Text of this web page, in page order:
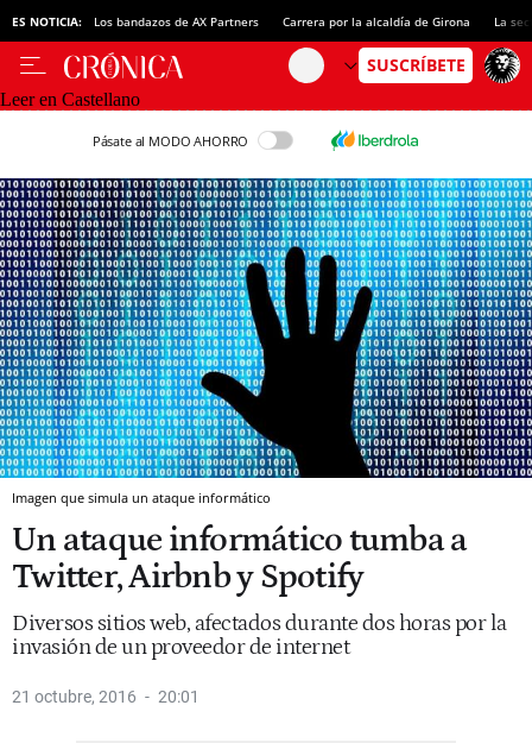
ES NOTICIA: Los bandazos de AX Partners Carrera por la alcaldía de Girona La
Leer en Castellano
Pásate al MODO AHORRO
Imagen que simula un ataque informático
Un ataque informático tumba a
Twitter, Airbnb y Spotify
Diversos sitios web, afectados durante dos horas por la
invasión de un proveedor de internet
21 octubre, 2016 20:01